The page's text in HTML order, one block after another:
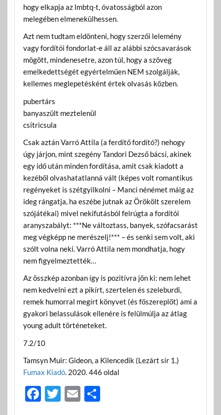
hogy elkapja az lmbtq-t, óvatosságból azon
melegében elmenekülhessen.
Azt nem tudtam eldönteni, hogy szerzői lelemény
vagy fordítói fondorlat-e áll az alábbi szócsavarások
mögött, mindenesetre, azon túl, hogy a szöveg
emelkedettségét egyértelműen NEM szolgálják,
kellemes meglepetésként értek olvasás közben.
pubertárs
banyaszült meztelenül
csitricsula
Csak aztán Varró Attila (a ferdítő fordító?) nehogy
úgy járjon, mint szegény Tandori Dezső bácsi, akinek
egy idő után minden fordítása, amit csak kiadott a
kezéből olvashatatlanná vált (képes volt romantikus
regényeket is szétgyilkolni – Manci nénémet máig az
ideg rángatja, ha eszébe jutnak az Örökölt szerelem
szójátékai) mivel nekifutásból felrúgta a fordítói
aranyszabályt: ***Ne változtass, banyek, szófacsarást
meg végképp ne merészelj!*** – és senki sem volt, aki
szólt volna neki. Varró Attila nem mondhatja, hogy
nem figyelmeztették…
Az összkép azonban így is pozitívra jön ki: nem lehet
nem kedvelni ezt a pikírt, szertelen és szeleburdi,
remek humorral megírt könyvet (és főszereplőt) ami a
gyakori belassulások ellenére is felülmúlja az átlag
young adult történeteket.
7.2/10
Tamsyn Muir: Gideon, a Kilencedik (Lezárt sír 1.)
Fumax Kiadó. 2020. 446 oldal
F T E O